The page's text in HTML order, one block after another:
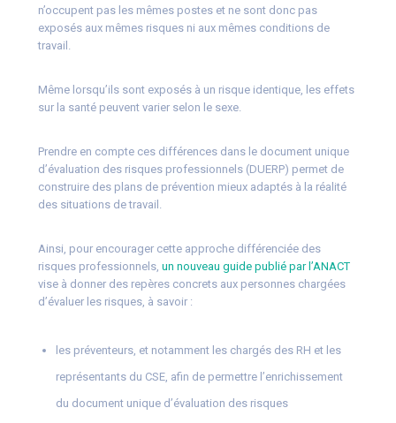
n’occupent pas les mêmes postes et ne sont donc pas
exposés aux mêmes risques ni aux mêmes conditions de
travail.
Même lorsqu’ils sont exposés à un risque identique, les effets
sur la santé peuvent varier selon le sexe.
Prendre en compte ces différences dans le document unique
d’évaluation des risques professionnels (DUERP) permet de
construire des plans de prévention mieux adaptés à la réalité
des situations de travail.
Ainsi, pour encourager cette approche différenciée des
risques professionnels, un nouveau guide publié par l’ANACT
vise à donner des repères concrets aux personnes chargées
d’évaluer les risques, à savoir :
les préventeurs, et notamment les chargés des RH et les
représentants du CSE, afin de permettre l’enrichissement
du document unique d’évaluation des risques